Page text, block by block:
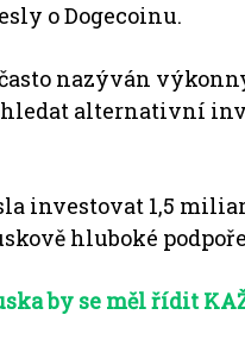
o Dogecoinu.
nazýván
hledat alternativní
investovat 1,5
hluboké
by se měl řídit